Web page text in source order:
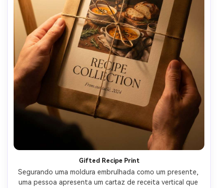
Gifted Recipe Print
Segurando uma moldura embrulhada como um presente,
uma pessoa apresenta um cartaz de receita vertical que